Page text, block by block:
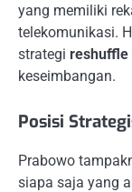
yang memiliki
telekomunikasi.
strategi reshuffle
keseimbangan.
Posisi
Prabowo
siapa saja yang